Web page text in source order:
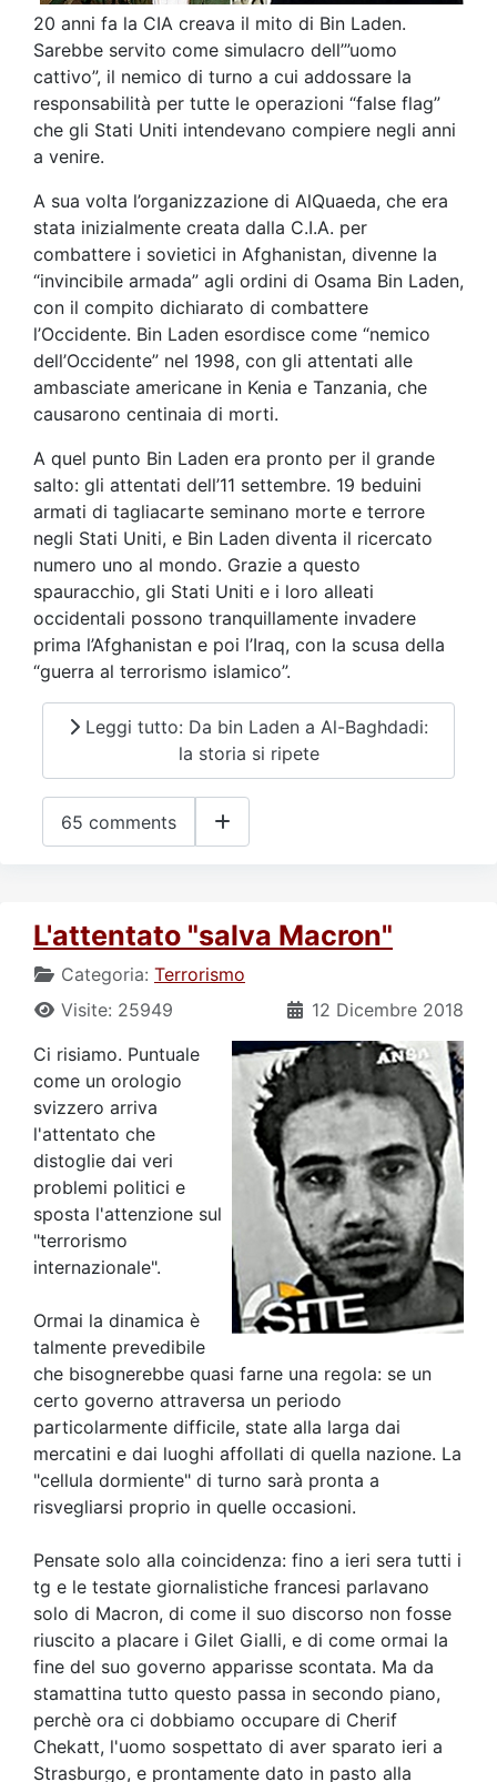
20 anni fa la CIA creava il mito di Bin Laden.
Sarebbe servito come simulacro dell’”uomo
cattivo”, il nemico di turno a cui addossare la
responsabilità per tutte le operazioni “false flag”
che gli Stati Uniti intendevano compiere negli anni
a venire.
A sua volta l’organizzazione di AlQuaeda, che era
stata inizialmente creata dalla C.I.A. per
combattere i sovietici in Afghanistan, divenne la
“invincibile armada” agli ordini di Osama Bin Laden,
con il compito dichiarato di combattere
l’Occidente. Bin Laden esordisce come “nemico
dell’Occidente” nel 1998, con gli attentati alle
ambasciate americane in Kenia e Tanzania, che
causarono centinaia di morti.
A quel punto Bin Laden era pronto per il grande
salto: gli attentati dell’11 settembre. 19 beduini
armati di tagliacarte seminano morte e terrore
negli Stati Uniti, e Bin Laden diventa il ricercato
numero uno al mondo. Grazie a questo
spauracchio, gli Stati Uniti e i loro alleati
occidentali possono tranquillamente invadere
prima l’Afghanistan e poi l’Iraq, con la scusa della
“guerra al terrorismo islamico”.
Leggi tutto: Da bin Laden a Al-Baghdadi:
la storia si ripete
65 comments
L'attentato "salva Macron"
Categoria: Terrorismo
12 Dicembre 2018
Visite: 25949
Ci risiamo. Puntuale
come un orologio
svizzero arriva
l'attentato che
distoglie dai veri
problemi politici e
sposta l'attenzione sul
"terrorismo
internazionale".
Ormai la dinamica è
talmente prevedibile
che bisognerebbe quasi farne una regola: se un
certo governo attraversa un periodo
particolarmente difficile, state alla larga dai
mercatini e dai luoghi affollati di quella nazione. La
"cellula dormiente" di turno sarà pronta a
risvegliarsi proprio in quelle occasioni.
Pensate solo alla coincidenza: fino a ieri sera tutti i
tg e le testate giornalistiche francesi parlavano
solo di Macron, di come il suo discorso non fosse
riuscito a placare i Gilet Gialli, e di come ormai la
fine del suo governo apparisse scontata. Ma da
stamattina tutto questo passa in secondo piano,
perchè ora ci dobbiamo occupare di Cherif
Chekatt, l'uomo sospettato di aver sparato ieri a
Strasburgo, e prontamente dato in pasto alla